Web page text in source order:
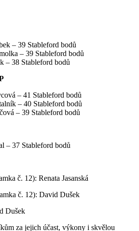
– 39 Stableford bodů
– 39 Stableford bodů
– 38 Stableford bodů
– 41 Stableford bodů
– 40 Stableford bodů
– 39 Stableford bodů
– 37 Stableford bodů
č. 12): Renata Jasanská
č. 12): David Dušek
Dušek
za jejich účast, výkony i skvělou